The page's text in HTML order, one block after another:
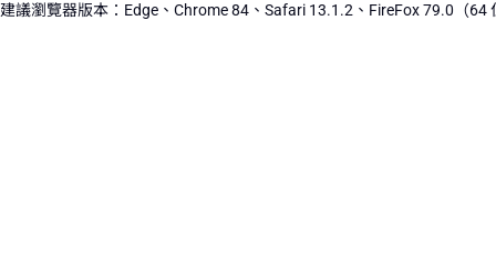
建議瀏覽器版本：Edge、Chrome 84、Safari 13.1.2、FireFox 79.0（64